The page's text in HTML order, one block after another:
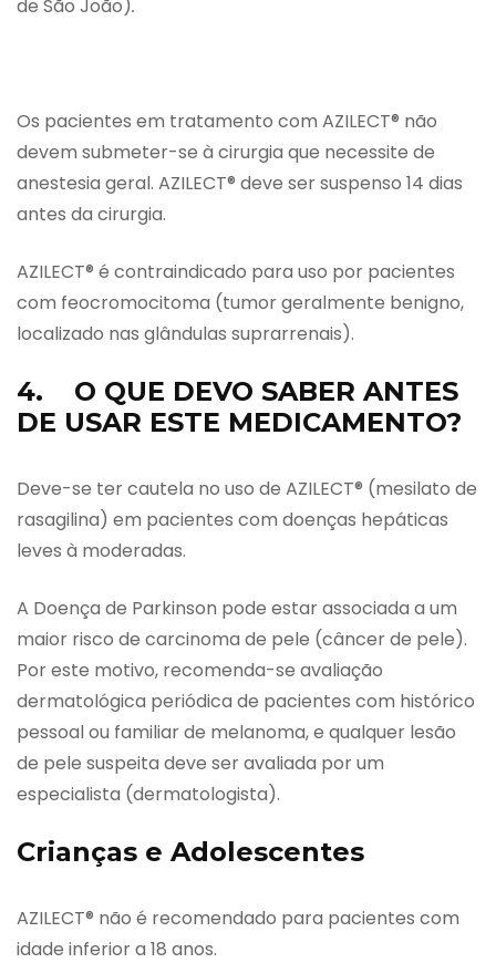
de São João).
Os pacientes em tratamento com AZILECT® não
devem submeter-se à cirurgia que necessite de
anestesia geral. AZILECT® deve ser suspenso 14 dias
antes da cirurgia.
AZILECT® é contraindicado para uso por pacientes
com feocromocitoma (tumor geralmente benigno,
localizado nas glândulas suprarrenais).
4. O QUE DEVO SABER ANTES
DE USAR ESTE MEDICAMENTO?
Deve-se ter cautela no uso de AZILECT® (mesilato de
rasagilina) em pacientes com doenças hepáticas
leves à moderadas.
A Doença de Parkinson pode estar associada a um
maior risco de carcinoma de pele (câncer de pele).
Por este motivo, recomenda-se avaliação
dermatológica periódica de pacientes com histórico
pessoal ou familiar de melanoma, e qualquer lesão
de pele suspeita deve ser avaliada por um
especialista (dermatologista).
Crianças e Adolescentes
AZILECT® não é recomendado para pacientes com
idade inferior a 18 anos.